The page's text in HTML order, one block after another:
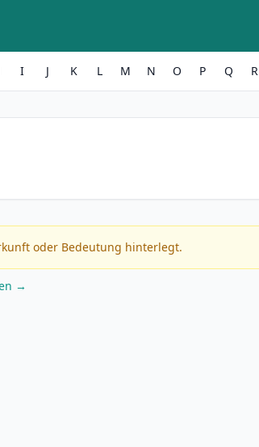
I J K L M N O P Q R
oder Bedeutung hinterlegt.
→